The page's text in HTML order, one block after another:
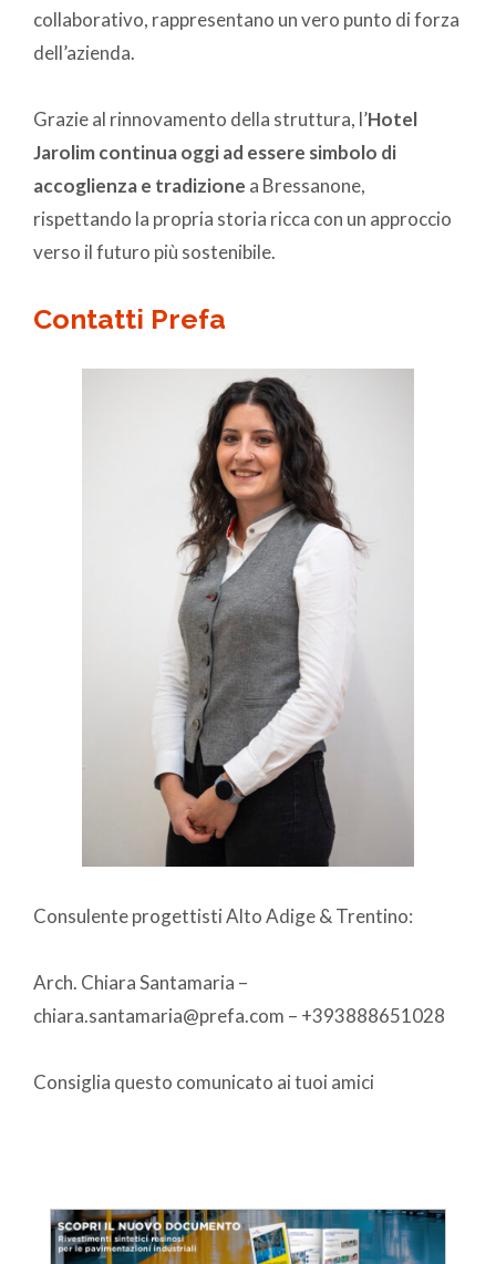
collaborativo, rappresentano un vero punto di forza
dell’azienda.
Grazie al rinnovamento della struttura, l’Hotel
Jarolim continua oggi ad essere simbolo di
accoglienza e tradizione a Bressanone,
rispettando la propria storia ricca con un approccio
verso il futuro più sostenibile.
Contatti Prefa
Consulente progettisti Alto Adige & Trentino:
Arch. Chiara Santamaria –
chiara.santamaria@prefa.com – +393888651028
Consiglia questo comunicato ai tuoi amici